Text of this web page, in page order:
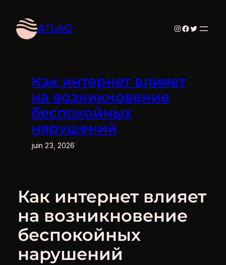
contenu
ATLAO Instagram
Facebook
Twitter
Как интернет влияет
на возникновение
беспокойных
нарушений
juin 23, 2026
Как интернет влияет
на возникновение
беспокойных
нарушений